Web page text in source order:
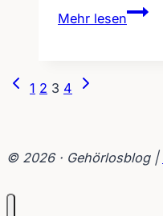
Mehr lesen
Eine
Vorherige
1 2 3 4
Nächste
© 2026 · Gehörlosblog |